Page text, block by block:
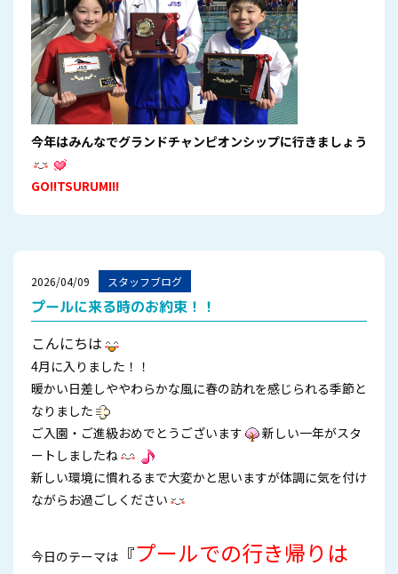
今年はみんなでグランドチャンピオンシップに行きましょう
GO!!TSURUMI!!
2026/04/09 スタッフブログ
プールに来る時のお約束！！
こんにちは
4月に入りました！！
暖かい日差しややわらかな風に春の訪れを感じられる季節と
なりました
ご入園・ご進級おめでとうございます
新しい一年がスタ
ートしましたね
新しい環境に慣れるまで大変かと思いますが体調に気を付け
ながらお過ごしください
今日のテーマは 『プールでの行き帰りは